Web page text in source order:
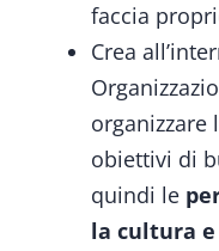
faccia
Crea
organizzare
obiettivi di
quindi le
la cultura